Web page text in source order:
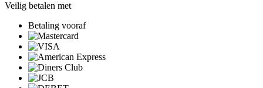
Veilig betalen met
Betaling vooraf